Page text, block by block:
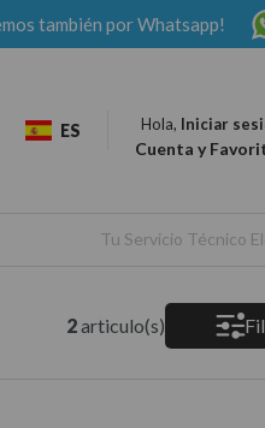
también por Whatsapp!
ES Hola, Iniciar
Cuenta y
Tu Servicio Técnico
2articulo(s)